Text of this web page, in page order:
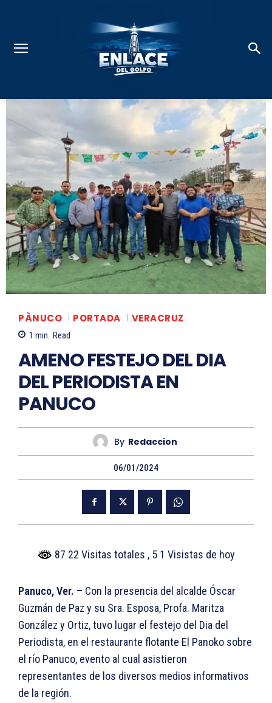
PÀNUCO PORTADA VERACRUZ
1 min. Read
AMENO FESTEJO DEL DIA
DEL PERIODISTA EN
PANUCO
By Redaccion
06/01/2024
87 22 Visitas totales , 5 1 Visistas de hoy
Panuco, Ver. – Con la presencia del alcalde Óscar
Guzmán de Paz y su Sra. Esposa, Profa. Maritza
González y Ortiz, tuvo lugar el festejo del Dia del
Periodista, en el restaurante flotante El Panoko sobre
el río Panuco, evento al cual asistieron
representantes de los diversos medios informativos
de la región.